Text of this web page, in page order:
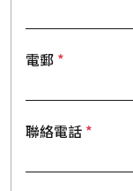
電郵
聯絡電話